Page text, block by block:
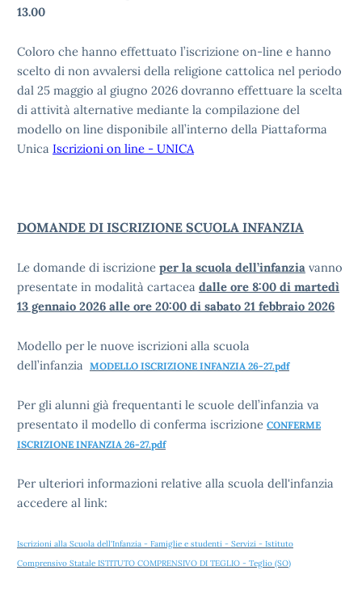
13.00
Coloro che hanno effettuato l’iscrizione on-line e hanno
scelto di non avvalersi della religione cattolica nel periodo
dal 25 maggio al giugno 2026 dovranno effettuare la scelta
di attività alternative mediante la compilazione del
modello on line disponibile all’interno della Piattaforma
Unica Iscrizioni on line - UNICA
DOMANDE DI ISCRIZIONE SCUOLA INFANZIA
Le domande di iscrizione per la scuola dell’infanzia vanno
presentate in modalità cartacea dalle ore 8:00 di martedì
13 gennaio 2026 alle ore 20:00 di sabato 21 febbraio 2026
Modello per le nuove iscrizioni alla scuola
dell’infanzia MODELLO ISCRIZIONE INFANZIA 26-27.pdf
Per gli alunni già frequentanti le scuole dell’infanzia va
presentato il modello di conferma iscrizione CONFERME
ISCRIZIONE INFANZIA 26-27.pdf
Per ulteriori informazioni relative alla scuola dell'infanzia
accedere al link:
Iscrizioni alla Scuola dell'Infanzia - Famiglie e studenti - Servizi - Istituto
Comprensivo Statale ISTITUTO COMPRENSIVO DI TEGLIO - Teglio (SO)